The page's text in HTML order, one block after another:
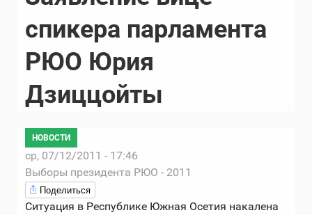
спикера парламента
РЮО Юрия
Дзиццойты
НОВОСТИ
ср, 07/12/2011 - 17:46
Выборы президента РЮО - 2011
Поделиться
Ситуация в Республике Южная Осетия накалена